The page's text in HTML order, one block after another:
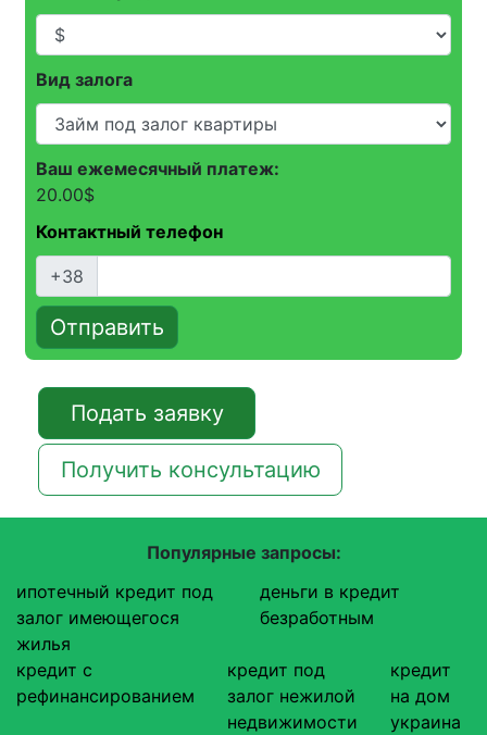
привлекательности района.
Вид залога
Ваш ежемесячный платеж:
20.00$
Контактный телефон
+38
Отправить
Подать заявку
Получить консультацию
Популярные запросы:
ипотечный кредит под
залог имеющегося
жилья
деньги в кредит
безработным
кредит с
рефинансированием
кредит под
залог нежилой
недвижимости
кредит
на дом
украина